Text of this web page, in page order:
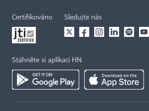
Certifikováno Sledujte nás
Stáhněte si aplikaci HN